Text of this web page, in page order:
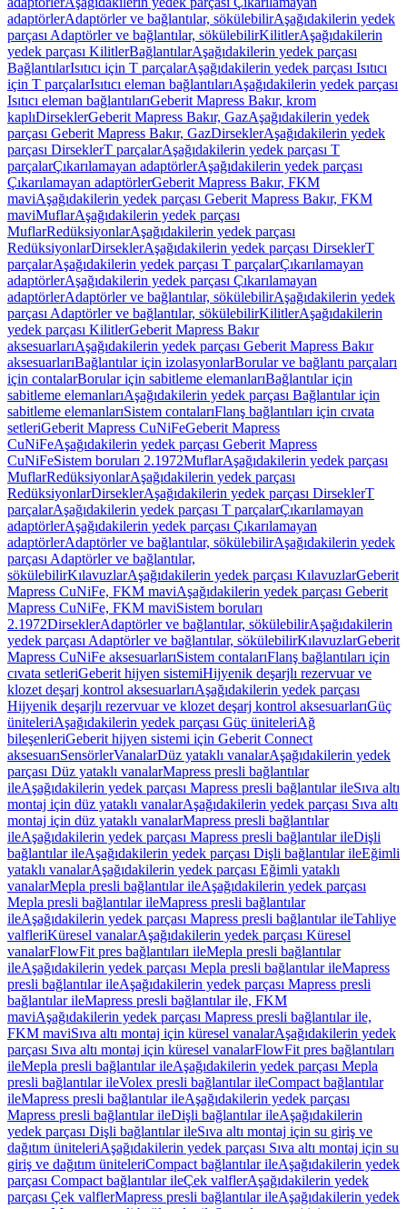
adaptörlerAdaptörler ve bağlantılar, sökülebilirAşağıdakilerin yedek
parçası Adaptörler ve bağlantılar, sökülebilirKilitlerAşağıdakilerin
yedek parçası KilitlerBağlantılarAşağıdakilerin yedek parçası
BağlantılarIsıtıcı için T parçalarAşağıdakilerin yedek parçası Isıtıcı
için T parçalarIsıtıcı eleman bağlantılarıAşağıdakilerin yedek parçası
Isıtıcı eleman bağlantılarıGeberit Mapress Bakır, krom
kaplıDirseklerGeberit Mapress Bakır, GazAşağıdakilerin yedek
parçası Geberit Mapress Bakır, GazDirseklerAşağıdakilerin yedek
parçası DirseklerT parçalarAşağıdakilerin yedek parçası T
parçalarÇıkarılamayan adaptörlerAşağıdakilerin yedek parçası
Çıkarılamayan adaptörlerGeberit Mapress Bakır, FKM
maviAşağıdakilerin yedek parçası Geberit Mapress Bakır, FKM
maviMuflarAşağıdakilerin yedek parçası
MuflarRedüksiyonlarAşağıdakilerin yedek parçası
RedüksiyonlarDirseklerAşağıdakilerin yedek parçası DirseklerT
parçalarAşağıdakilerin yedek parçası T parçalarÇıkarılamayan
adaptörlerAşağıdakilerin yedek parçası Çıkarılamayan
adaptörlerAdaptörler ve bağlantılar, sökülebilirAşağıdakilerin yedek
parçası Adaptörler ve bağlantılar, sökülebilirKilitlerAşağıdakilerin
yedek parçası KilitlerGeberit Mapress Bakır
aksesuarlarıAşağıdakilerin yedek parçası Geberit Mapress Bakır
aksesuarlarıBağlantılar için izolasyonlarBorular ve bağlantı parçaları
için contalarBorular için sabitleme elemanlarıBağlantılar için
sabitleme elemanlarıAşağıdakilerin yedek parçası Bağlantılar için
sabitleme elemanlarıSistem contalarıFlanş bağlantıları için cıvata
setleriGeberit Mapress CuNiFeGeberit Mapress
CuNiFeAşağıdakilerin yedek parçası Geberit Mapress
CuNiFeSistem boruları 2.1972MuflarAşağıdakilerin yedek parçası
MuflarRedüksiyonlarAşağıdakilerin yedek parçası
RedüksiyonlarDirseklerAşağıdakilerin yedek parçası DirseklerT
parçalarAşağıdakilerin yedek parçası T parçalarÇıkarılamayan
adaptörlerAşağıdakilerin yedek parçası Çıkarılamayan
adaptörlerAdaptörler ve bağlantılar, sökülebilirAşağıdakilerin yedek
parçası Adaptörler ve bağlantılar,
sökülebilirKılavuzlarAşağıdakilerin yedek parçası KılavuzlarGeberit
Mapress CuNiFe, FKM maviAşağıdakilerin yedek parçası Geberit
Mapress CuNiFe, FKM maviSistem boruları
2.1972DirseklerAdaptörler ve bağlantılar, sökülebilirAşağıdakilerin
yedek parçası Adaptörler ve bağlantılar, sökülebilirKılavuzlarGeberit
Mapress CuNiFe aksesuarlarıSistem contalarıFlanş bağlantıları için
cıvata setleriGeberit hijyen sistemiHijyenik deşarjlı rezervuar ve
klozet deşarj kontrol aksesuarlarıAşağıdakilerin yedek parçası
Hijyenik deşarjlı rezervuar ve klozet deşarj kontrol aksesuarlarıGüç
üniteleriAşağıdakilerin yedek parçası Güç üniteleriAğ
bileşenleriGeberit hijyen sistemi için Geberit Connect
aksesuarıSensörlerVanalarDüz yataklı vanalarAşağıdakilerin yedek
parçası Düz yataklı vanalarMapress presli bağlantılar
ileAşağıdakilerin yedek parçası Mapress presli bağlantılar ileSıva altı
montaj için düz yataklı vanalarAşağıdakilerin yedek parçası Sıva altı
montaj için düz yataklı vanalarMapress presli bağlantılar
ileAşağıdakilerin yedek parçası Mapress presli bağlantılar ileDişli
bağlantılar ileAşağıdakilerin yedek parçası Dişli bağlantılar ileEğimli
yataklı vanalarAşağıdakilerin yedek parçası Eğimli yataklı
vanalarMepla presli bağlantılar ileAşağıdakilerin yedek parçası
Mepla presli bağlantılar ileMapress presli bağlantılar
ileAşağıdakilerin yedek parçası Mapress presli bağlantılar ileTahliye
valfleriKüresel vanalarAşağıdakilerin yedek parçası Küresel
vanalarFlowFit pres bağlantıları ileMepla presli bağlantılar
ileAşağıdakilerin yedek parçası Mepla presli bağlantılar ileMapress
presli bağlantılar ileAşağıdakilerin yedek parçası Mapress presli
bağlantılar ileMapress presli bağlantılar ile, FKM
maviAşağıdakilerin yedek parçası Mapress presli bağlantılar ile,
FKM maviSıva altı montaj için küresel vanalarAşağıdakilerin yedek
parçası Sıva altı montaj için küresel vanalarFlowFit pres bağlantıları
ileMepla presli bağlantılar ileAşağıdakilerin yedek parçası Mepla
presli bağlantılar ileVolex presli bağlantılar ileCompact bağlantılar
ileMapress presli bağlantılar ileAşağıdakilerin yedek parçası
Mapress presli bağlantılar ileDişli bağlantılar ileAşağıdakilerin
yedek parçası Dişli bağlantılar ileSıva altı montaj için su giriş ve
dağıtım üniteleriAşağıdakilerin yedek parçası Sıva altı montaj için su
giriş ve dağıtım üniteleriCompact bağlantılar ileAşağıdakilerin yedek
parçası Compact bağlantılar ileÇek valflerAşağıdakilerin yedek
parçası Çek valflerMapress presli bağlantılar ileAşağıdakilerin yedek